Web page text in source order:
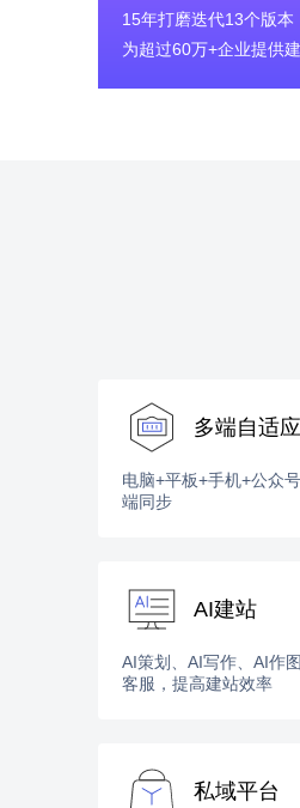
15年打磨迭代13个版本
为超过60万+企业提供
多端自适应
电脑+平板+手机+公众
端同步
AI建站
AI策划、AI写作、AI作
客服，提高建站效率
私域平台